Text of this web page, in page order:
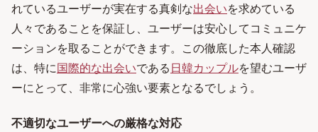
れているユーザーが実在する真剣な出会いを求めている
人々であることを保証し、ユーザーは安心してコミュニケ
ーションを取ることができます。この徹底した本人確認
は、特に国際的な出会いである日韓カップルを望むユーザ
ーにとって、非常に心強い要素となるでしょう。
不適切なユーザーへの厳格な対応